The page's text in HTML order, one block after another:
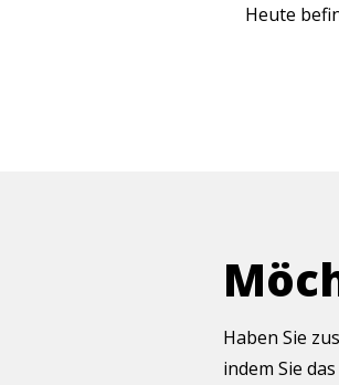
Heute
Haben Sie
indem Sie